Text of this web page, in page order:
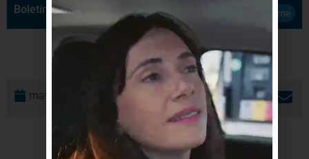
Boletín de Noticias Suscribirme
mayo 22, 2026